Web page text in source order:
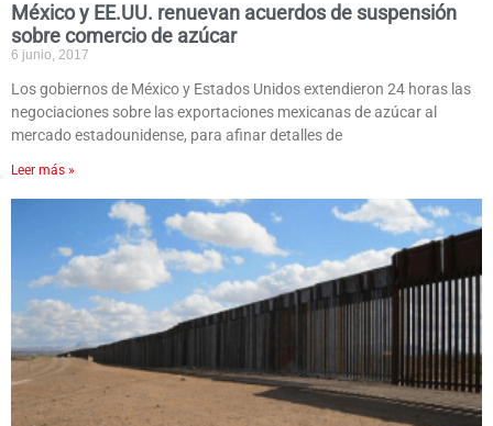
México y EE.UU. renuevan acuerdos de suspensión
sobre comercio de azúcar
6 junio, 2017
Los gobiernos de México y Estados Unidos extendieron 24 horas las
negociaciones sobre las exportaciones mexicanas de azúcar al
mercado estadounidense, para afinar detalles de
Leer más »